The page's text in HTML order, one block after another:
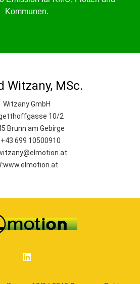
Kommunen.
Witzany, MSc.
Witzany GmbH
10/2
Brunn am Gebirge
699 10500910
www.elmotion.at